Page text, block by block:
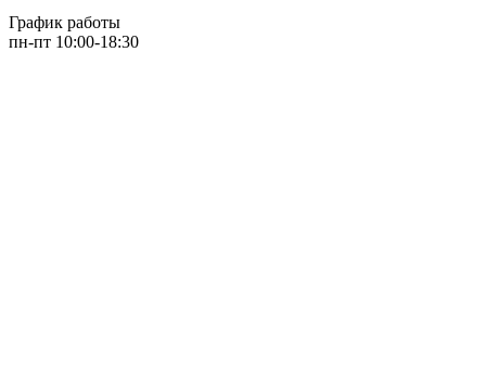
График работы
пн-пт 10:00-18:30